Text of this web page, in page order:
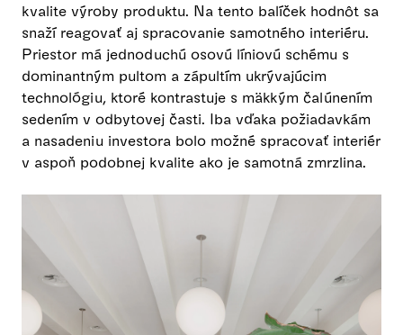
kvalite výroby produktu. Na tento balíček hodnôt sa
snaží reagovať aj spracovanie samotného interiéru.
Priestor má jednoduchú osovú líniovú schému s
dominantným pultom a zápultím ukrývajúcim
technológiu, ktoré kontrastuje s mäkkým čalúnením
sedením v odbytovej časti. Iba vďaka požiadavkám
a nasadeniu investora bolo možné spracovať interiér
v aspoň podobnej kvalite ako je samotná zmrzlina.